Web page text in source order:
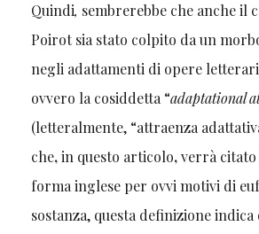
Quindi, sembrerebbe che anche il
Poirot sia stato colpito da un
negli adattamenti di opere
ovvero la cosiddetta “adaptational
(letteralmente, “attraenza
che,in questo articolo,verrà citato
forma inglese per ovvi motivi di
sostanza, questa definizione